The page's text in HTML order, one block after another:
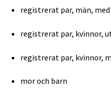
registrerat par, män,
registrerat par, kvinnor,
registrerat par, kvinnor,
mor och barn